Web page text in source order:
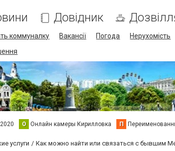
Довідник
коммуналку Вакансії Погода Нерухомість
О Онлайн камеры Кирилловка П
услуги Как можно найти или связаться с бывшим